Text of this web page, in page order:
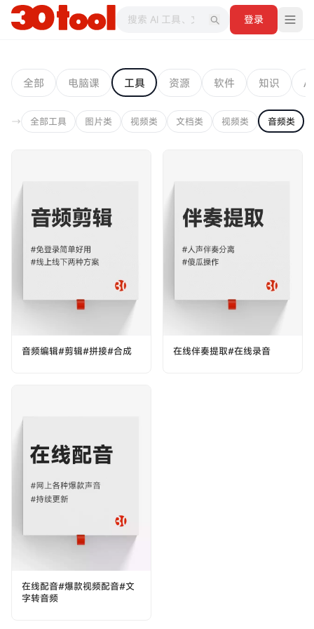
登录
全部 电脑课 工具 资源 软件 知识 AI
全部工具 图片类 视频类 文档类 视频类 音频类
音频编辑#剪辑#拼接#合成 在线伴奏提取#在线录音
在线配音#爆款视频配音#文
字转音频